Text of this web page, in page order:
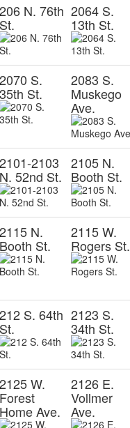
206 N. 76th
St.
2064 S.
13th St.
2070 S.
35th St.
2083 S.
Muskego
Ave.
2101-2103
N. 52nd St.
2105 N.
Booth St.
2115 N.
Booth St.
2115 W.
Rogers St.
212 S. 64th
St.
2123 S.
34th St.
2125 W.
Forest
Home Ave.
2126 E.
Vollmer
Ave.